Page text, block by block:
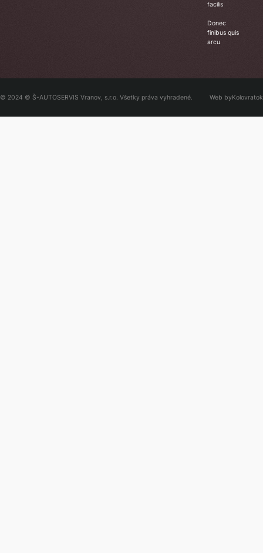
facilis
Donec
finibus quis
arcu
© 2024 © Š-AUTOSERVIS Vranov, s.r.o. Všetky práva vyhradené. Web byKolovratok